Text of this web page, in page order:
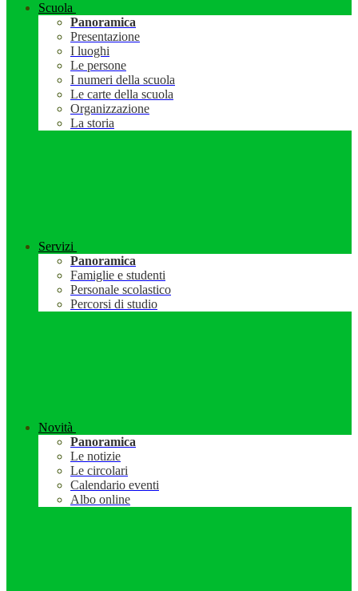
Scuola
Panoramica
Presentazione
I luoghi
Le persone
I numeri della scuola
Le carte della scuola
Organizzazione
La storia
Servizi
Panoramica
Famiglie e studenti
Personale scolastico
Percorsi di studio
Novità
Panoramica
Le notizie
Le circolari
Calendario eventi
Albo online